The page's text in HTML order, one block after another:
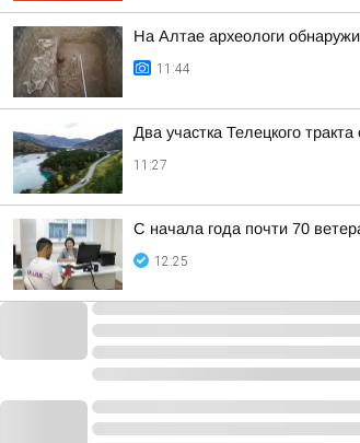
На Алтае археологи
11:44
Два участка Телецкого
11:27
С начала года почти 70
12:25